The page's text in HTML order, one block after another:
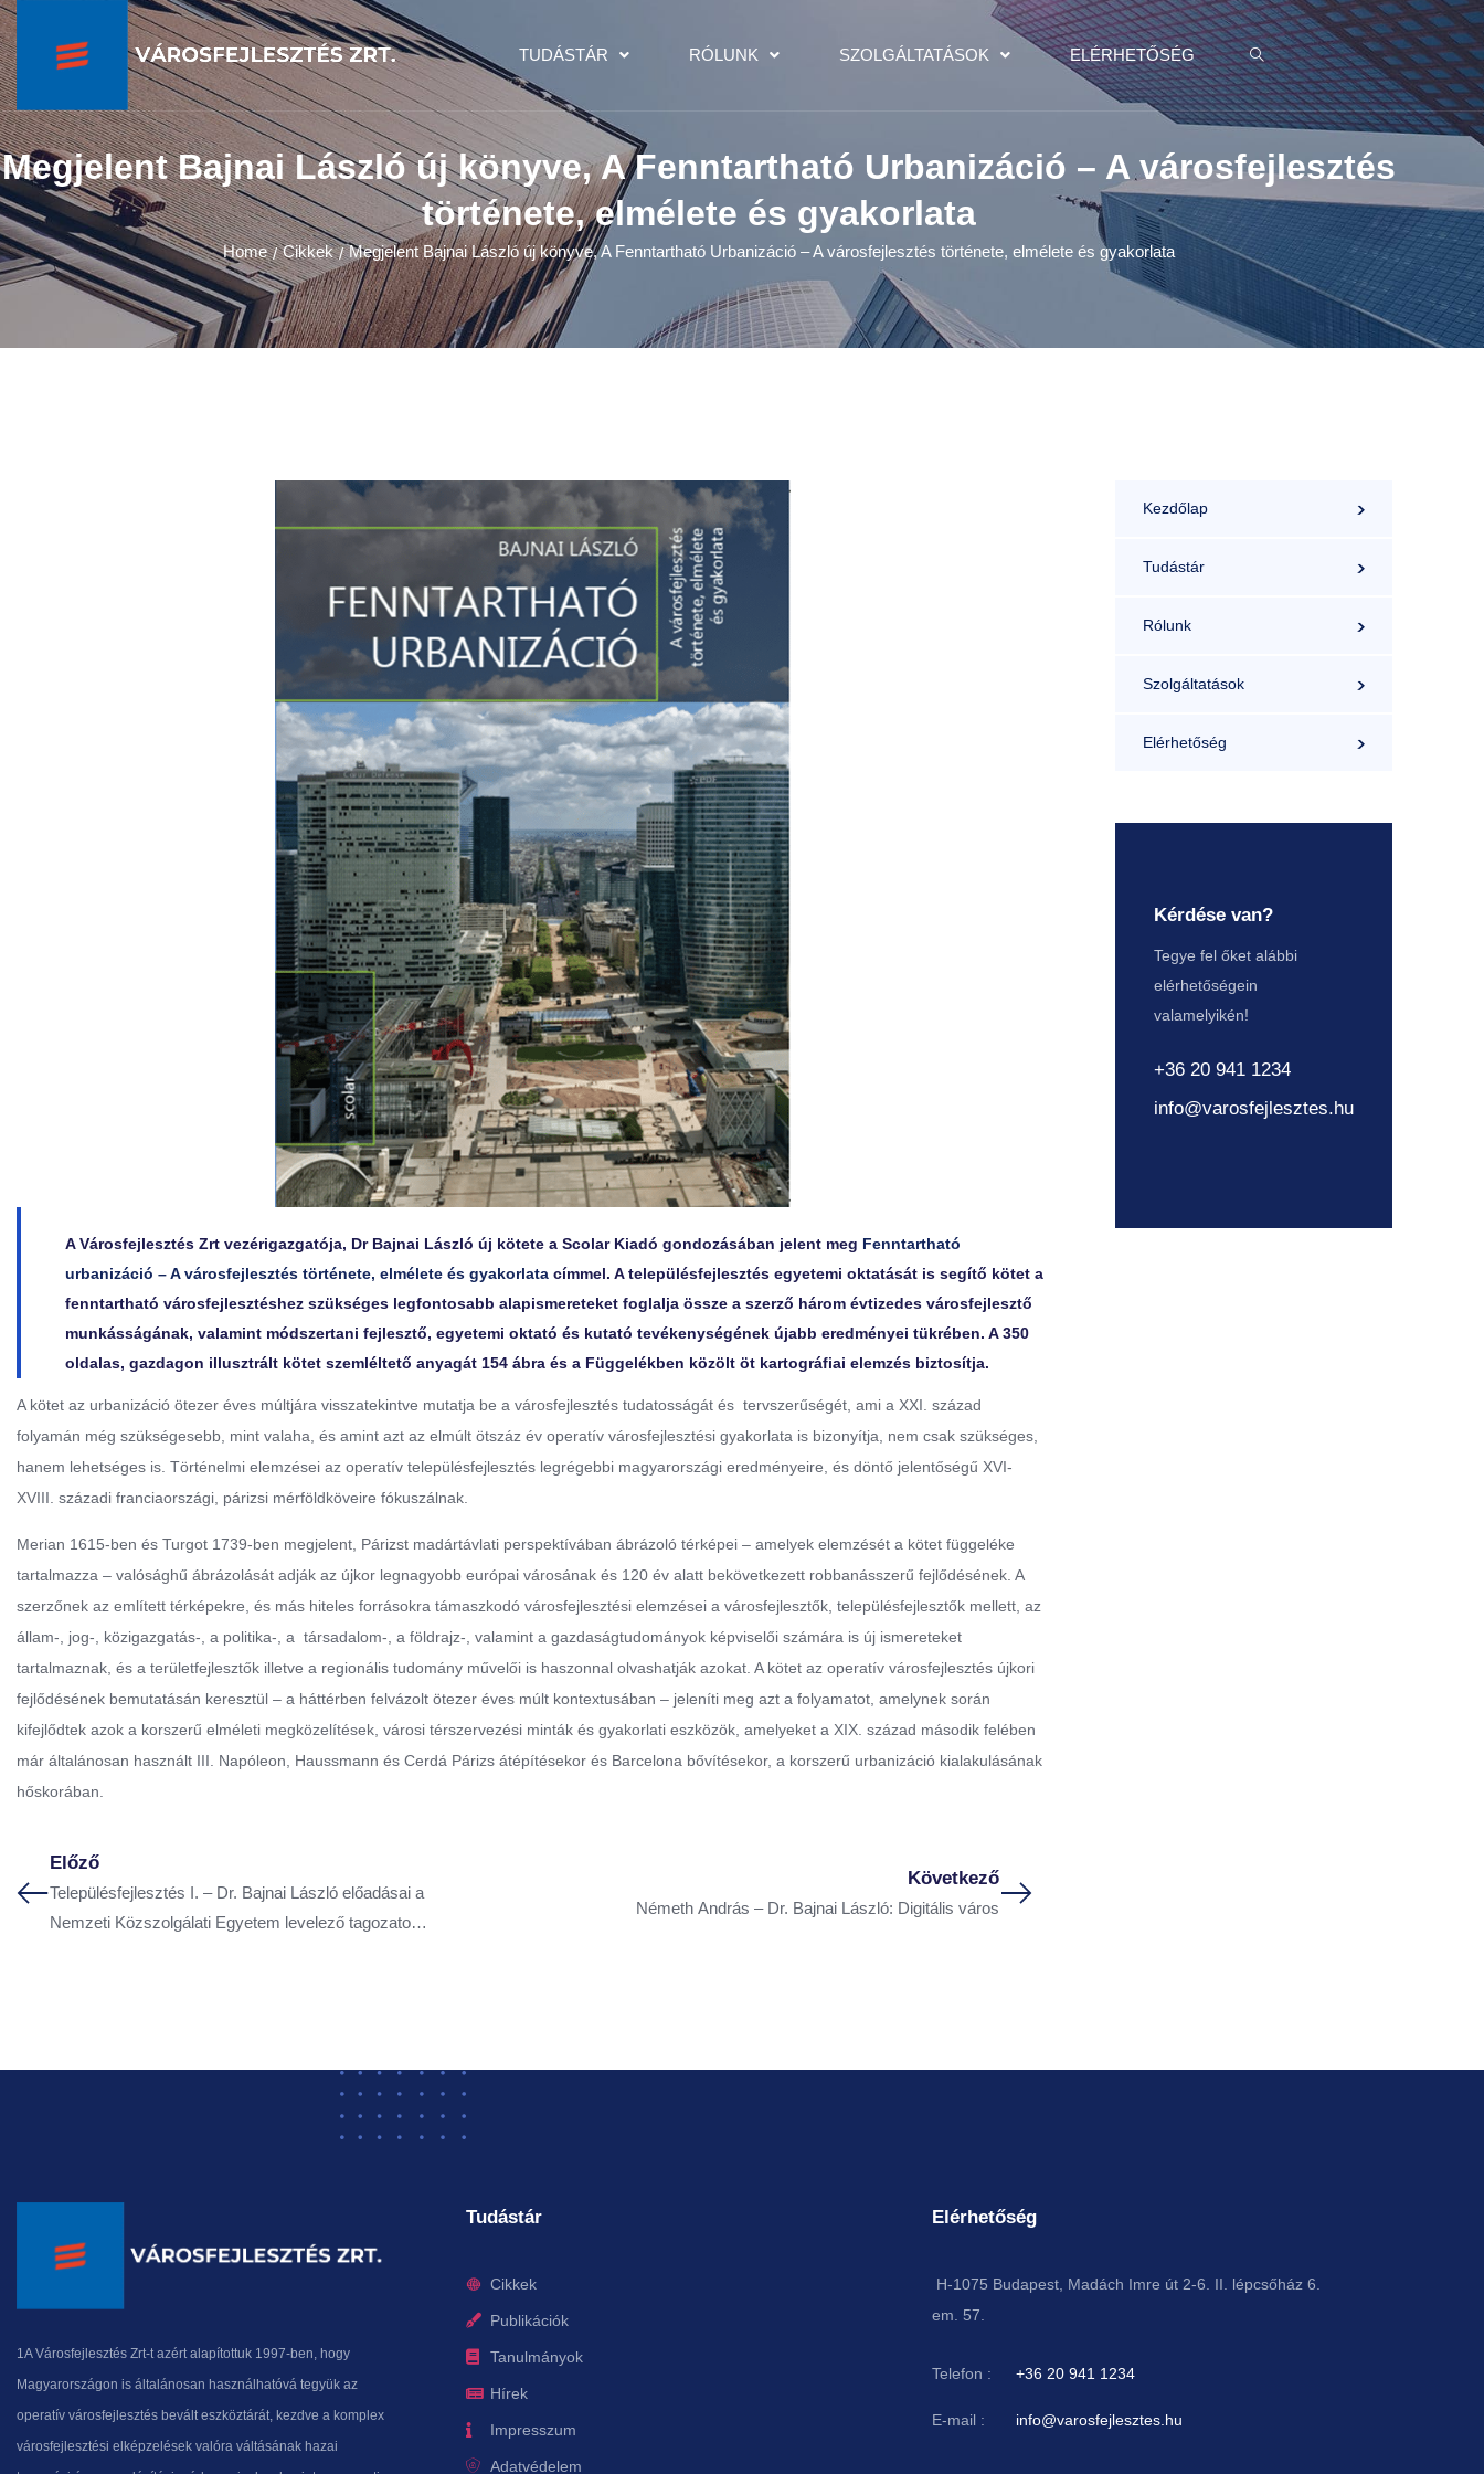
TUDÁSTÁR RÓLUNK SZOLGÁLTATÁSOK ELÉRHETŐSÉG
Megjelent Bajnai László új könyve, A Fenntartható Urbanizáció – A városfejlesztés
története, elmélete és gyakorlata
Home / Cikkek / Megjelent Bajnai László új könyve, A Fenntartható Urbanizáció – A városfejlesztés története, elmélete és gyakorlata
A Városfejlesztés Zrt vezérigazgatója, Dr Bajnai László új kötete a Scolar Kiadó gondozásában jelent meg Fenntartható
urbanizáció – A városfejlesztés története, elmélete és gyakorlata címmel. A településfejlesztés egyetemi oktatását is segítő kötet a
fenntartható városfejlesztéshez szükséges legfontosabb alapismereteket foglalja össze a szerző három évtizedes városfejlesztő
munkásságának, valamint módszertani fejlesztő, egyetemi oktató és kutató tevékenységének újabb eredményei tükrében. A 350
oldalas, gazdagon illusztrált kötet szemléltető anyagát 154 ábra és a Függelékben közölt öt kartográfiai elemzés biztosítja.
A kötet az urbanizáció ötezer éves múltjára visszatekintve mutatja be a városfejlesztés tudatosságát és tervszerűségét, ami a XXI. század
folyamán még szükségesebb, mint valaha, és amint azt az elmúlt ötszáz év operatív városfejlesztési gyakorlata is bizonyítja, nem csak szükséges,
hanem lehetséges is. Történelmi elemzései az operatív településfejlesztés legrégebbi magyarországi eredményeire, és döntő jelentőségű XVI-
XVIII. századi franciaországi, párizsi mérföldköveire fókuszálnak.
Merian 1615-ben és Turgot 1739-ben megjelent, Párizst madártávlati perspektívában ábrázoló térképei – amelyek elemzését a kötet függeléke
tartalmazza – valósághű ábrázolását adják az újkor legnagyobb európai városának és 120 év alatt bekövetkezett robbanásszerű fejlődésének. A
szerzőnek az említett térképekre, és más hiteles forrásokra támaszkodó városfejlesztési elemzései a városfejlesztők, településfejlesztők mellett, az
állam-, jog-, közigazgatás-, a politika-, a társadalom-, a földrajz-, valamint a gazdaságtudományok képviselői számára is új ismereteket
tartalmaznak, és a területfejlesztők illetve a regionális tudomány művelői is haszonnal olvashatják azokat. A kötet az operatív városfejlesztés újkori
fejlődésének bemutatásán keresztül – a háttérben felvázolt ötezer éves múlt kontextusában – jeleníti meg azt a folyamatot, amelynek során
kifejlődtek azok a korszerű elméleti megközelítések, városi térszervezési minták és gyakorlati eszközök, amelyeket a XIX. század második felében
már általánosan használt III. Napóleon, Haussmann és Cerdá Párizs átépítésekor és Barcelona bővítésekor, a korszerű urbanizáció kialakulásának
hőskorában.
Előző
Településfejlesztés I. – Dr. Bajnai László előadásai a
Nemzeti Közszolgálati Egyetem levelező tagozatos
Következő
Németh András – Dr. Bajnai László: Digitális város
Kezdőlap
Tudástár
Rólunk
Szolgáltatások
Elérhetőség
Kérdése van?
Tegye fel őket alábbi
elérhetőségein
valamelyikén!
+36 20 941 1234
info@varosfejlesztes.hu
1A Városfejlesztés Zrt-t azért alapítottuk 1997-ben, hogy
Magyarországon is általánosan használhatóvá tegyük az
operatív városfejlesztés bevált eszköztárát, kezdve a komplex
városfejlesztési elképzelések valóra váltásának hazai
Tudástár
Cikkek
Publikációk
Tanulmányok
Hírek
Impresszum
Adatvédelem
Elérhetőség
H-1075 Budapest, Madách Imre út 2-6. II. lépcsőház 6.
em. 57.
Telefon : +36 20 941 1234
E-mail : info@varosfejlesztes.hu